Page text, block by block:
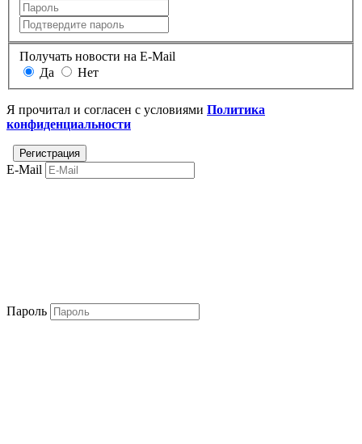
Получать новости на E-Mail
Да
Нет
Я прочитал и согласен с условиями Политика
конфиденциальности
E-Mail
Пароль